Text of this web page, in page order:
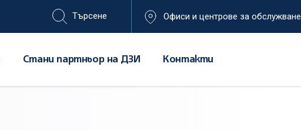
Офиси и центрове за обслужване
Стани партньор на ДЗИ Контакти